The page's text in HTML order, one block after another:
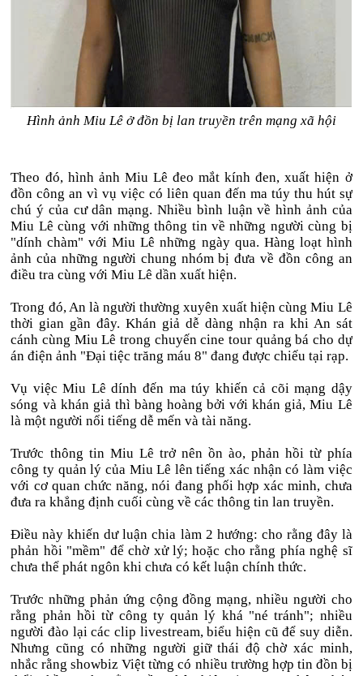
Hình ảnh Miu Lê ở đồn bị lan truyền trên mạng xã hội
Theo đó, hình ảnh Miu Lê đeo mắt kính đen, xuất hiện ở
đồn công an vì vụ việc có liên quan đến ma túy thu hút sự
chú ý của cư dân mạng. Nhiều bình luận về hình ảnh của
Miu Lê cùng với những thông tin về những người cùng bị
"dính chàm" với Miu Lê những ngày qua. Hàng loạt hình
ảnh của những người chung nhóm bị đưa về đồn công an
điều tra cùng với Miu Lê dần xuất hiện.
Trong đó, An là người thường xuyên xuất hiện cùng Miu Lê
thời gian gần đây. Khán giả dễ dàng nhận ra khi An sát
cánh cùng Miu Lê trong chuyến cine tour quảng bá cho dự
án điện ảnh "Đại tiệc trăng máu 8" đang được chiếu tại rạp.
Vụ việc Miu Lê dính đến ma túy khiến cả cõi mạng dậy
sóng và khán giả thì bàng hoàng bởi với khán giả, Miu Lê
là một người nổi tiếng dễ mến và tài năng.
Trước thông tin Miu Lê trở nên ồn ào, phản hồi từ phía
công ty quản lý của Miu Lê lên tiếng xác nhận có làm việc
với cơ quan chức năng, nói đang phối hợp xác minh, chưa
đưa ra khẳng định cuối cùng về các thông tin lan truyền.
Điều này khiến dư luận chia làm 2 hướng: cho rằng đây là
phản hồi "mềm" để chờ xử lý; hoặc cho rằng phía nghệ sĩ
chưa thể phát ngôn khi chưa có kết luận chính thức.
Trước những phản ứng cộng đồng mạng, nhiều người cho
rằng phản hồi từ công ty quản lý khá "né tránh"; nhiều
người đào lại các clip livestream, biểu hiện cũ để suy diễn.
Nhưng cũng có những người giữ thái độ chờ xác minh,
nhắc rằng showbiz Việt từng có nhiều trường hợp tin đồn bị